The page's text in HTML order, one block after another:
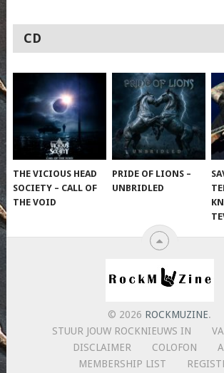
CD
THE VICIOUS HEAD
SOCIETY – CALL OF
THE VOID
PRIDE OF LIONS –
UNBRIDLED
© 2026 ROCKMUZINE.
STUUR JOUW ROCKNIEUWS IN
DISCLAIMER
COLOFON
MEMBERSHIP LIST